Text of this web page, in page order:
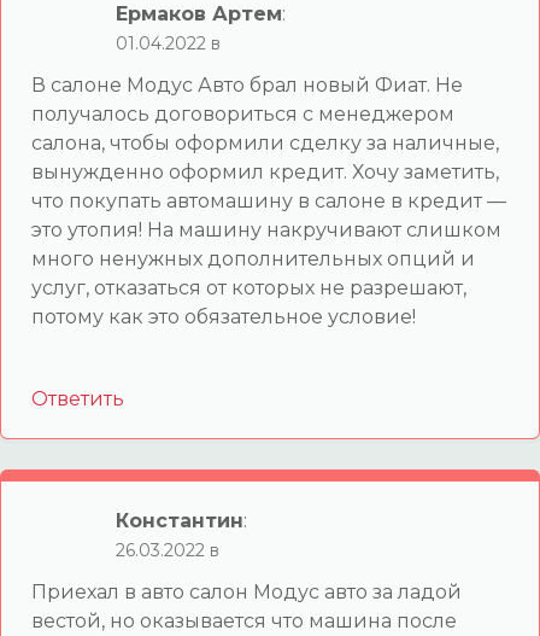
Ермаков Артем:
01.04.2022 в
В салоне Модус Авто брал новый Фиат. Не
получалось договориться с менеджером
салона, чтобы оформили сделку за наличные,
вынужденно оформил кредит. Хочу заметить,
что покупать автомашину в салоне в кредит —
это утопия! На машину накручивают слишком
много ненужных дополнительных опций и
услуг, отказаться от которых не разрешают,
потому как это обязательное условие!
Ответить
Константин:
26.03.2022 в
Приехал в авто салон Модус авто за ладой
вестой, но оказывается что машина после